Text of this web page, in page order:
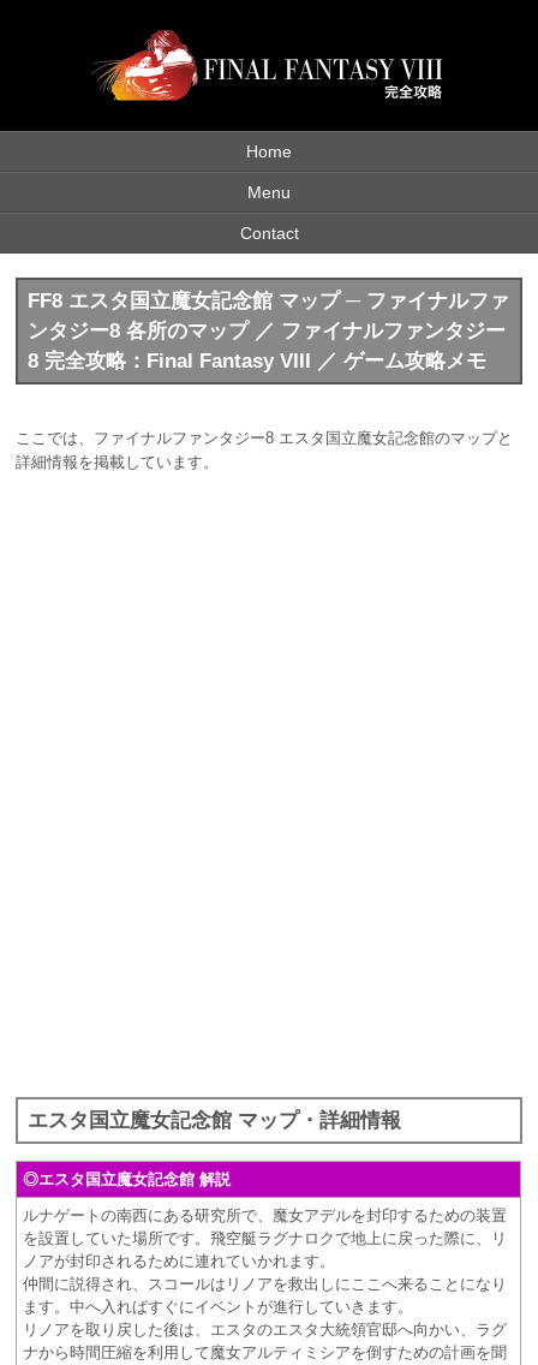
Home
Menu
Contact
FF8 エスタ国立魔女記念館 マップ ─ ファイナルファ
ンタジー8 各所のマップ ／ ファイナルファンタジー
8 完全攻略：Final Fantasy VIII ／ ゲーム攻略メモ
ここでは、ファイナルファンタジー8 エスタ国立魔女記念館のマップと
詳細情報を掲載しています。
エスタ国立魔女記念館 マップ・詳細情報
◎エスタ国立魔女記念館 解説
ルナゲートの南西にある研究所で、魔女アデルを封印するための装置
を設置していた場所です。飛空艇ラグナロクで地上に戻った際に、リ
ノアが封印されるために連れていかれます。
仲間に説得され、スコールはリノアを救出しにここへ来ることになり
ます。中へ入ればすぐにイベントが進行していきます。
リノアを取り戻した後は、エスタのエスタ大統領官邸へ向かい、ラグ
ナから時間圧縮を利用して魔女アルティミシアを倒すための計画を聞